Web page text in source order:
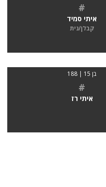
#
איתי סמיד
קבלן/נית
בן 15 | 188
#
איתי רז